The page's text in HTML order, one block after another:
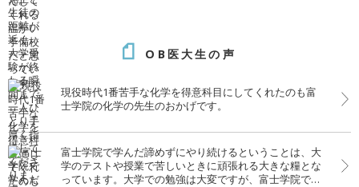
OB医大生の声
現役時代1番苦手な化学を得意科目にしてくれたのも富
士学院の化学の先生のおかげです。
富士学院で学んだ諦めずにやり続けるということは、大
学のテストや授業で苦しいときに頑張れる大きな糧とな
っています。大学での勉強は大変ですが、富士学院での